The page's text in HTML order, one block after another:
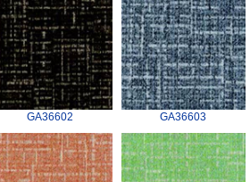
GA36602 GA36603